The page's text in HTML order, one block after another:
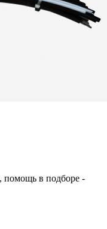
помощь в подборе -